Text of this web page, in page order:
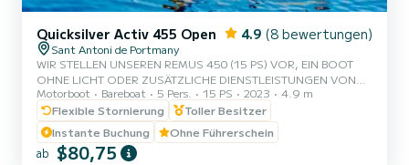
Quicksilver Activ 455 Open 4.9 (8 bewertungen)
Sant Antoni de Portmany
WIR STELLEN UNSEREN REMUS 450 (15 PS) VOR, EIN BOOT
OHNE LICHT ODER ZUSÄTZLICHE DIENSTLEISTUNGEN VON
EINEM SKIPPER, MIT PLATZ FÜR 5 PERSONEN. IN UNSEREM
MIETANGEBOT SIND GRATIS PADDLE-SURFEN UND
SCHNORCHEL-MASKEN ENTHALTEN. MIT DIESEM BOOT WIRST
DU EIN UNVERGESSLICHES ERLEBNIS AUF DER INSEL IBIZA
ERLEBEN. **PROMOTION FÜR PAARE, FRAGE NACH DEINEM
Motorboot Bareboat 5 Pers. 15 PS 2023
4.9 m
Flexible Stornierung
Toller Besitzer
Instante Buchung
Ohne Führerschein
ab $80,75